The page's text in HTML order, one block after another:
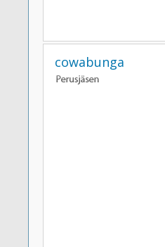
cowabunga